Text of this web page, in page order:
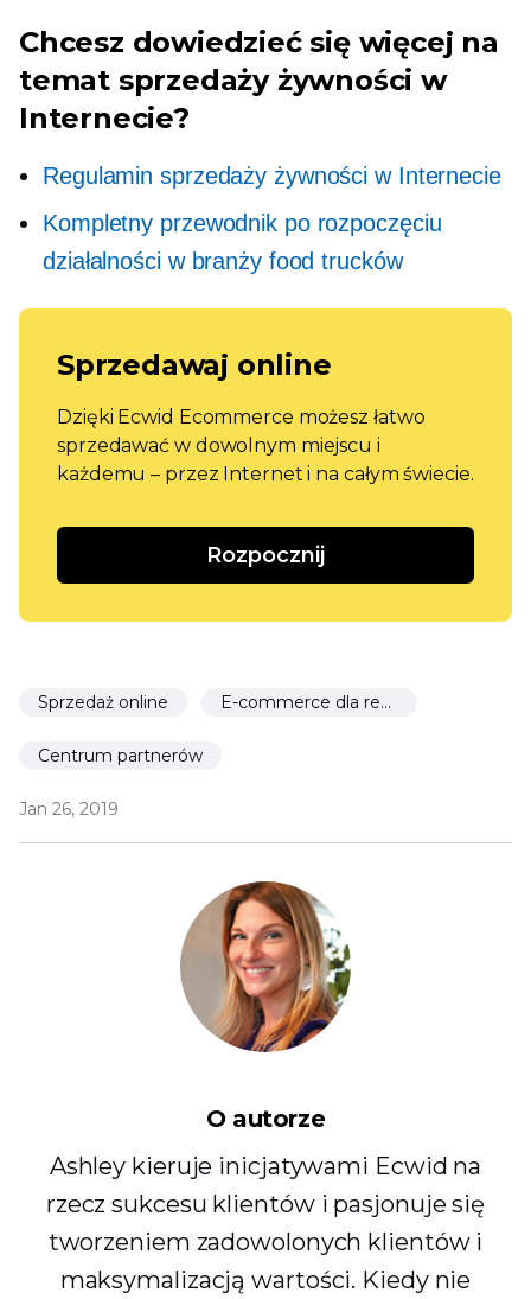
Chcesz dowiedzieć się więcej na
temat sprzedaży żywności w
Internecie?
Regulamin sprzedaży żywności w Internecie
Kompletny przewodnik po rozpoczęciu
działalności w branży food trucków
Sprzedawaj online
Dzięki Ecwid Ecommerce możesz łatwo
sprzedawać w dowolnym miejscu i
każdemu – przez Internet i na całym świecie.
Rozpocznij
Sprzedaż online E-commerce dla restauracji
Centrum partnerów
Jan 26, 2019
O autorze
Ashley kieruje inicjatywami Ecwid na
rzecz sukcesu klientów i pasjonuje się
tworzeniem zadowolonych klientów i
maksymalizacją wartości. Kiedy nie